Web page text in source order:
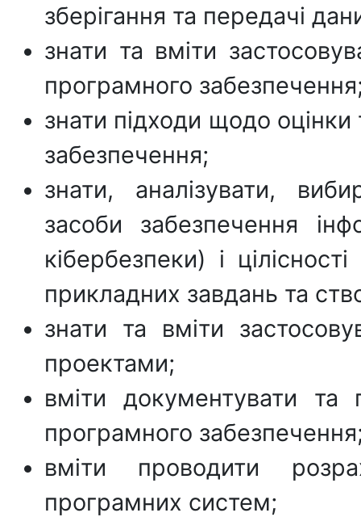
зберігання та передачі
знати та вміти
програмного
знати підходи щодо
забезпечення;
знати, аналізувати,
засоби забезпечення
кібербезпеки) і
прикладних завдань та
знати та вміти
проектами;
вміти документувати та
програмного
вміти проводити
програмних систем;